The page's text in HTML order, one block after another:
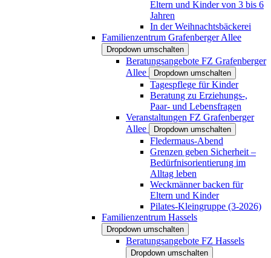
Eltern und Kinder von 3 bis 6
Jahren
In der Weihnachtsbäckerei
Familienzentrum Grafenberger Allee
Dropdown umschalten
Beratungsangebote FZ Grafenberger
Allee
Dropdown umschalten
Tagespflege für Kinder
Beratung zu Erziehungs-,
Paar- und Lebensfragen
Veranstaltungen FZ Grafenberger
Allee
Dropdown umschalten
Fledermaus-Abend
Grenzen geben Sicherheit –
Bedürfnisorientierung im
Alltag leben
Weckmänner backen für
Eltern und Kinder
Pilates-Kleingruppe (3-2026)
Familienzentrum Hassels
Dropdown umschalten
Beratungsangebote FZ Hassels
Dropdown umschalten